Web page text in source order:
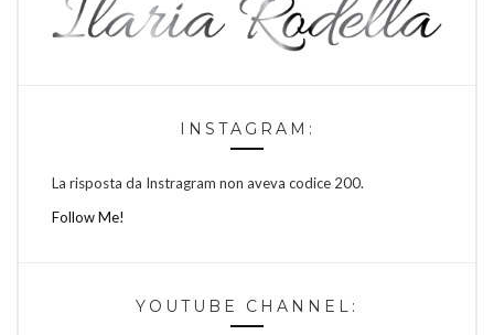
INSTAGRAM:
La risposta da Instragram non aveva codice 200.
Follow Me!
YOUTUBE CHANNEL: